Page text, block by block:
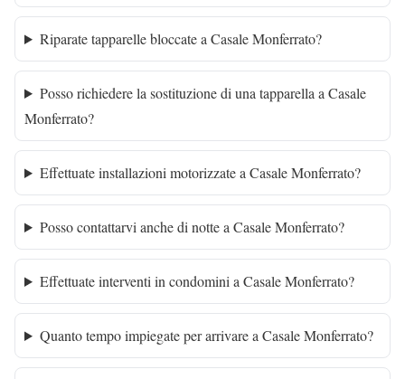
Riparate tapparelle bloccate a Casale Monferrato?
Posso richiedere la sostituzione di una tapparella a Casale
Monferrato?
Effettuate installazioni motorizzate a Casale Monferrato?
Posso contattarvi anche di notte a Casale Monferrato?
Effettuate interventi in condomini a Casale Monferrato?
Quanto tempo impiegate per arrivare a Casale Monferrato?